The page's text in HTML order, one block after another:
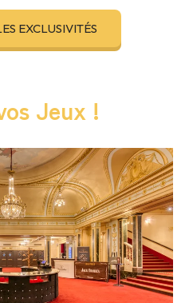
EXCLUSIVITÉS
Jeux !